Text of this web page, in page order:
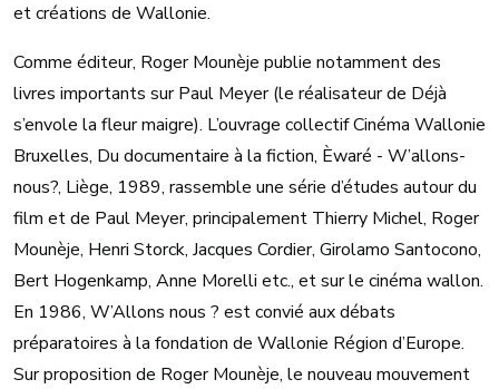
et créations de Wallonie.
Comme éditeur, Roger Mounèje publie notamment des
livres importants sur Paul Meyer (le réalisateur de Déjà
s’envole la fleur maigre). L’ouvrage collectif Cinéma Wallonie
Bruxelles, Du documentaire à la fiction, Èwaré - W’allons-
nous?, Liège, 1989, rassemble une série d’études autour du
film et de Paul Meyer, principalement Thierry Michel, Roger
Mounèje, Henri Storck, Jacques Cordier, Girolamo Santocono,
Bert Hogenkamp, Anne Morelli etc., et sur le cinéma wallon.
En 1986, W’Allons nous ? est convié aux débats
préparatoires à la fondation de Wallonie Région d’Europe.
Sur proposition de Roger Mounèje, le nouveau mouvement